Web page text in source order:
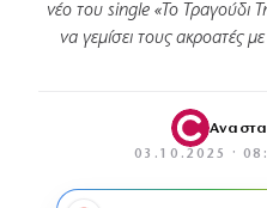
νέο του single «Το Τραγούδι
να γεμίσει τους ακροατές
03.10.2025 ·